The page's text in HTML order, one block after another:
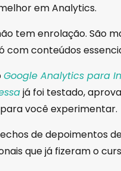
em Analytics.
tem enrolação. São
com conteúdos
Google Analytics para
já foi testado,
você experimentar.
de depoimentos
que já fizeram o